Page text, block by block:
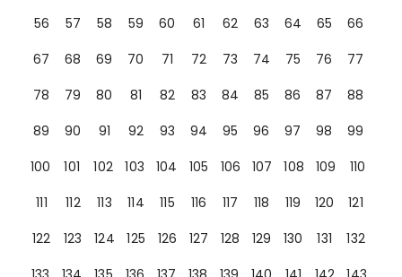
56
57 58 59 60 61 62 63 64 65
66
67
68 69 70 71 72 73 74 75 76
77
78
79 80 81 82 83 84 85 86 87
88
89
90 91 92 93 94 95 96 97 98
99
100
101 102 103 104 105 106 107 108 109
110
111
112 113 114 115 116 117 118 119 120
121
122
123 124 125 126 127 128 129 130 131
132